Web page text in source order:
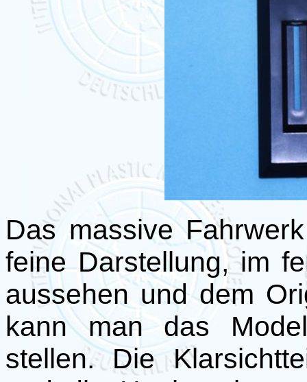
Das massive
feine Darstellung, im
aussehen und dem
kann man das
stellen. Die